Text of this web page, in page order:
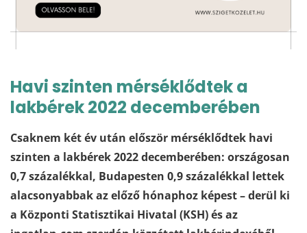
Havi szinten mérséklődtek a
lakbérek 2022 decemberében
Csaknem két év után először mérséklődtek havi
szinten a lakbérek 2022 decemberében: országosan
0,7 százalékkal, Budapesten 0,9 százalékkal lettek
alacsonyabbak az előző hónaphoz képest – derül ki
a Központi Statisztikai Hivatal (KSH) és az